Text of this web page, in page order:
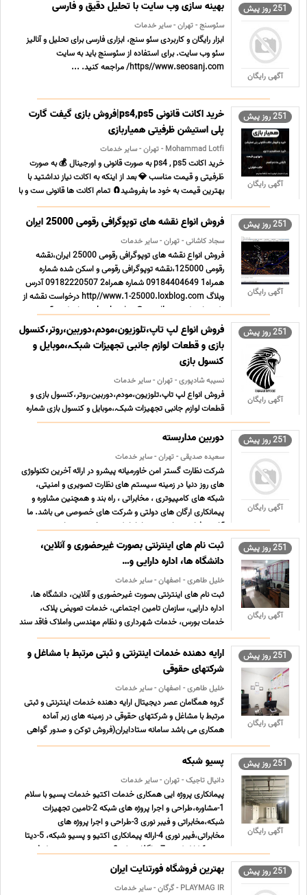
251 روز پیش
آگهی رایگان
بهینه سازی وب سایت با تحلیل دقیق و فارسی
سئوسنج - تهران - سایر خدمات
ابزار رایگان و کاربردی سئو سنج، ابزاری فارسی برای تحلیل و آنالیز
سئو وب سایت. برای استفاده از سئوسنج باید به سایت
https//www.seosanj.com/ مراجعه کنید. ...
251 روز پیش
آگهی رایگان
خرید اکانت قانونی ps4,ps5|فروش بازی گیفت گارت
پلی استیشن ظرفیتی همیاربازی
Mohammad Lotfi - تهران - سایر خدمات
خرید اکانت ps4 , ps5 به صورت قانونی و اورجینال 💰 به صورت
ظرفیتی و قیمت مناسب 💎 بعد از اینکه به اکانت نیاز نداشتید با
بهترین قیمت به خود ما بفروشید🧲 تمام اکانت ها قانونی ست و با
بهترین قیمت به شما داده می شود . + گارانتی مادام العمر همیار
بازی 🪩 مشاوره رایگان ...
251 روز پیش
آگهی رایگان
فروش انواع نقشه های توپوگرافی رقومی 25000 ایران
سجاد کاشانی - تهران - سایر خدمات
فروش انواع نقشه های توپوگرافی رقومی 25000 ایران،نقشه
رقومی 125000،نقشه توپوگرافی رقومی و اسکن شده شماره
همراه1 09184404649 شماره همراه2 09182220507 آدرس
وبلاگ http//www.1-25000.loxblog.com درخواست نقشه از
طریق ایمیل mn.kashanian@gmail.com از طریق آیدی
تلگرام https//t.me/navidk89 ... ...
251 روز پیش
آگهی رایگان
فروش انواع لپ تاپ،تلوزیون،مودم،دوربین،روتر،کنسول
بازی و قطعات لوازم جانبی تجهیزات شبکـہ،موبایل و
کنسول بازی
نسیبه شادپوری - تهران - سایر خدمات
فروش انواع لپ تاپ،تلوزیون،مودم،دوربین،روتر،کنسول بازی و
قطعات لوازم جانبی تجهیزات شبکـہ،موبایل و کنسول بازی شماره
همراه 09120688174 تلفن ثابت 021889455323 آدرس
https//oghabstock.ir آدرس اینستاگرام
https//www.instagram.com/oghabstock.ir کانال تل ...
...
251 روز پیش
آگهی رایگان
دوربین مداربسته
سعیده صدیقی - تهران - سایر خدمات
شرکت نظارت گستر امن خاورمیانه پیشرو در ارائه آخرین تکنولوژی
های روز دنیا در زمینه سیستم های نظارت تصویری و امنیتی،
شبکه های کامپیوتری ، مخابراتی ، راه بند و همچنین مشاوره و
پیمانکاری ارگان های دولتی و شرکت های خصوصی می باشد. ما
آخرین فناوری های روز دنیا را با تکیه بر تخصص و دانش ... ...
251 روز پیش
آگهی رایگان
ثبت نام های اینترنتی بصورت غیرحضوری و آنلاین،
دانشگاه ها، اداره دارایی و…
خلیل طاهری - اصفهان - سایر خدمات
ثبت نام های اینترنتی بصورت غیرحضوری و آنلاین، دانشگاه ها،
اداره دارایی، سازمان تامین اجتماعی، خدمات تعویض پلاک،
خدمات بورس، خدمات شهرداری و نظام مهندسی واملاک فاقد سند
کافی نت یگانت با بیش از 12 سال سابقه فعالیت در زمینه امور
اینترنتی آماده انجام ثبت نام های شما می باشد لیست خدما ... ...
251 روز پیش
آگهی رایگان
ارایه دهنده خدمات اینترنتی و ثبتی مرتبط با مشاغل و
شرکتهای حقوقی
خلیل طاهری - اصفهان - سایر خدمات
گروه همگامان عصر دیجیتال ارایه دهنده خدمات اینترنتی و ثبتی
مرتبط با مشاغل و شرکتهای حقوقی در زمینه های زیر آماده
همکاری می باشد سامانه ستادایران(فروش توکن و صدور گواهی
امضا- شرکت در مناقصات، مزایده ها،خرید جزئی) امور
مالیالتی(ارسال انواع اظهارنامه های مالیاتی-ثبت نام کد اقتصادی-
... ...
251 روز پیش
آگهی رایگان
پسیو شبکه
دانیال تاجیک - تهران - سایر خدمات
پیمانکاری پروژه ایی همکاری خدمات اکتیو خدمات پسیو با سلام
1-مشاوره،طراحی و اجرا پروژه های شبکه 2-تامین تجهیزات
شبکه،مخابراتی و فیبر نوری 3-طراحی و اجرا پروژه های
مخابراتی،فیبر نوری 4-ارائه پیمانکاری اکتیو و پسیو شبکه، 5-دیتا
سنتر 6-کابل کشی 7-جاگذاری رک 8-نصب سوییچ و پچ پنل فیبر
... ...
251 روز پیش بهترین فروشگاه فورتنایت ایران
PLAYMAG IR - گرگان - سایر خدمات